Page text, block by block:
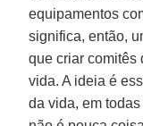
equipamentos
significa, então,
que criar comitês
vida. A ideia é
da vida, em